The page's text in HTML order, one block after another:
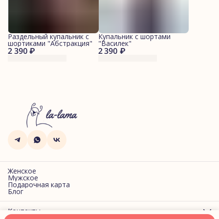
2 390 ₽
Раздельный купальник с
шортиками "Абстракция"
2 390 ₽
Купальник с шортами
"Василек"
Женское
Мужское
Подарочная карта
Блог
Контакты